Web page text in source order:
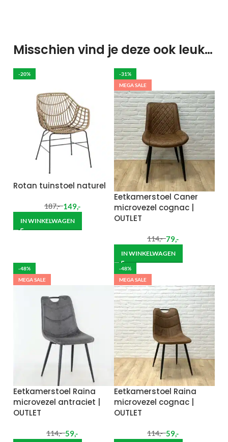
Misschien vind je deze ook leuk…
-20%
Rotan tuinstoel naturel
187,- 149,-
IN WINKELWAGEN
-31%
MEGA SALE
Eetkamerstoel Caner
microvezel cognac |
OUTLET
114,- 79,-
IN WINKELWAGEN
-48%
MEGA SALE
Eetkamerstoel Raina
microvezel antraciet |
OUTLET
114,- 59,-
-48%
MEGA SALE
Eetkamerstoel Raina
microvezel cognac |
OUTLET
114,- 59,-